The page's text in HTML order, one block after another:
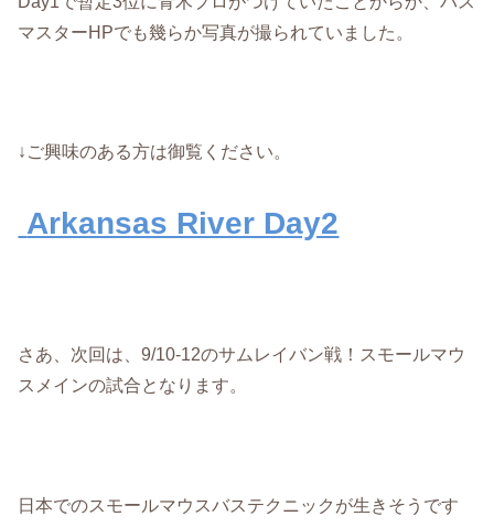
マスターHPでも幾らか写真が撮られていました。
↓ご興味のある方は御覧ください。
Arkansas River Day2
さあ、次回は、9/10-12のサムレイバン戦！スモールマウ
スメインの試合となります。
日本でのスモールマウスバステクニックが生きそうです